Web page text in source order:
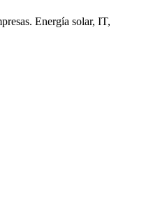
Energía solar, IT,